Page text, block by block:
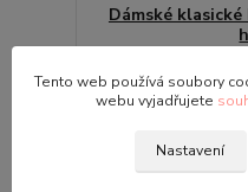
Dámské
výrobek ... Velikosti: M,
klasického střihu s
Tento web používá soubory
webu vyjadřujete
Nastavení